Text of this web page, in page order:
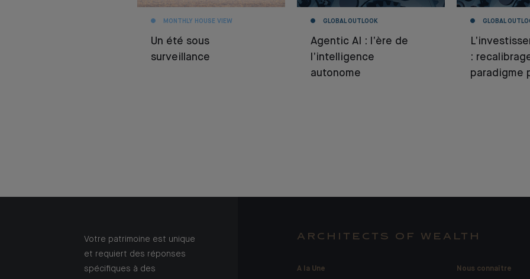
MONTHLY HOUSE VIEW
Un été sous
surveillance
GLOBAL OUTLOOK
Agentic AI : l’ère de
l’intelligence
autonome
GLOBAL
:
paradigme
Votre patrimoine est unique
et requiert des réponses
spécifiques à des
ARCHITECTS OF WEALTH
A la Une Nous connaître